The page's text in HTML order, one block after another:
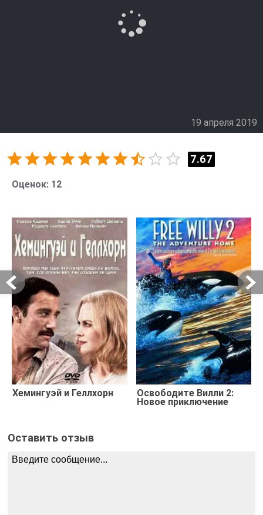
19 апреля 2019
7.67
Оценок: 12
Хемингуэй и Геллхорн Освободите Вилли 2:
Новое приключение
Оставить отзыв